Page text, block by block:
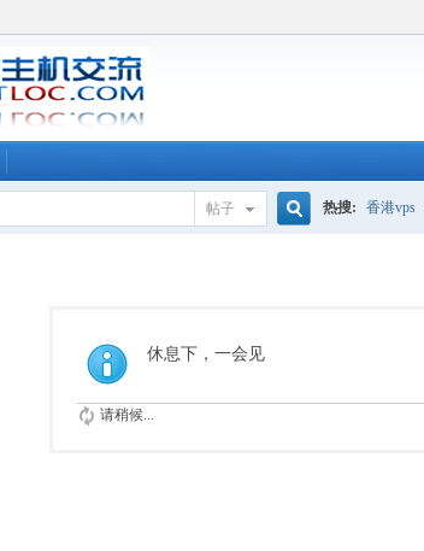
帖子 热搜: 香港vps
休息下，一会见
请稍候...